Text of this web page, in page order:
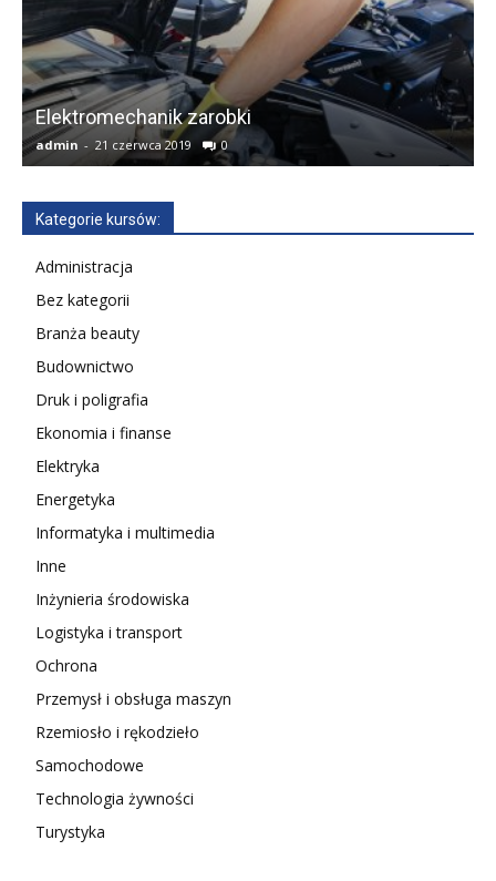
Elektromechanik zarobki
admin - 21 czerwca 2019 0
Kategorie kursów:
Administracja
Bez kategorii
Branża beauty
Budownictwo
Druk i poligrafia
Ekonomia i finanse
Elektryka
Energetyka
Informatyka i multimedia
Inne
Inżynieria środowiska
Logistyka i transport
Ochrona
Przemysł i obsługa maszyn
Rzemiosło i rękodzieło
Samochodowe
Technologia żywności
Turystyka